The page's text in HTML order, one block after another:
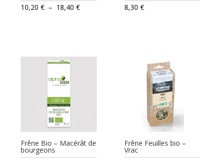
10,20€ – 18,40€Plage
à
8,30€
Frêne Bio – Macérât de
bourgeons
Frêne Feuilles bio –
Vrac